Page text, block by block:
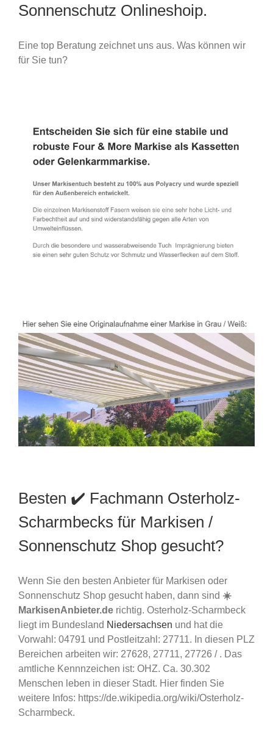
Sonnenschutz Onlineshoip.
Eine top Beratung zeichnet uns aus. Was können wir
für Sie tun?
Besten ✔️ Fachmann Osterholz-
Scharmbecks für Markisen /
Sonnenschutz Shop gesucht?
Wenn Sie den besten Anbieter für Markisen oder
Sonnenschutz Shop gesucht haben, dann sind ☀️
MarkisenAnbieter.de richtig. Osterholz-Scharmbeck
liegt im Bundesland Niedersachsen und hat die
Vorwahl: 04791 und Postleitzahl: 27711. In diesen PLZ
Bereichen arbeiten wir: 27628, 27711, 27726 / . Das
amtliche Kennnzeichen ist: OHZ. Ca. 30.302
Menschen leben in dieser Stadt. Hier finden Sie
weitere Infos: https://de.wikipedia.org/wiki/Osterholz-
Scharmbeck.